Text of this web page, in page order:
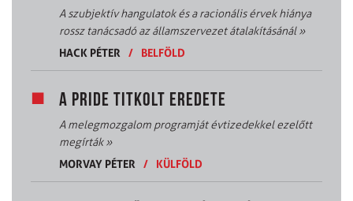
A szubjektív hangulatok és a racionális érvek hiánya
rossz tanácsadó az államszervezet átalakításánál»
HACK PÉTER
/ BELFÖLD
A PRIDE TITKOLT EREDETE
A melegmozgalom programját évtizedekkel ezelőtt
megírták»
MORVAY PÉTER
/ KÜLFÖLD